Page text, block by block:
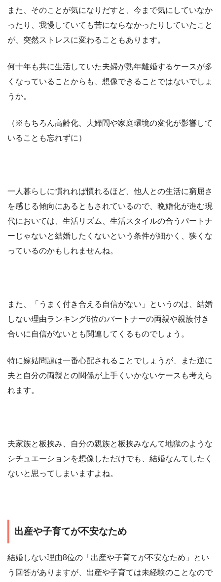
また、そのことが気になりだすと、今まで気にしていなか
ったり、我慢していても苦にならなかったりしていたこと
が、突然ストレスに変わることもあります。
何十年も共に生活していた夫婦が熟年離婚するケースが多
くなっていることからも、想像できることではないでしょ
うか。
（※もちろん高齢化、夫婦間や家庭環境の変化が影響して
いることも忘れずに）
一人暮らしに慣れれば慣れるほど、他人との生活に窮屈さ
を感じる傾向にあるともされているので、晩婚化が進む現
代においては、生活リズム、生活スタイルの合うパートナ
ーじゃないと結婚したくないという条件が細かく、狭くな
っているのかもしれませんね。
また、「うまく付き合える自信がない」というのは、結婚
しない理由ランキング6位のパートナーの両親や親族付き
合いに自信がないとも関連してくるものでしょう。
特に嫁姑問題は一番心配されることでしょうが、また逆に
夫と自分の両親との関係が上手くいかないケースも考えら
れます。
夫家族と板挟み、自分の親族と板挟みなんて地獄のような
シチュエーションを想像しただけでも、結婚なんてしたく
ないと思ってしまいますよね。
出産や子育てが不安なため
結婚しない理由8位の「出産や子育てが不安なため」とい
う回答がありますが、出産や子育ては未経験のことなので